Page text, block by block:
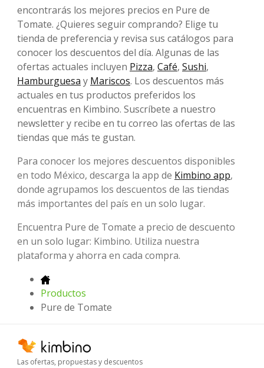
encontrarás los mejores precios en Pure de
Tomate. ¿Quieres seguir comprando? Elige tu
tienda de preferencia y revisa sus catálogos para
conocer los descuentos del día. Algunas de las
ofertas actuales incluyen Pizza, Café, Sushi,
Hamburguesa y Mariscos. Los descuentos más
actuales en tus productos preferidos los
encuentras en Kimbino. Suscríbete a nuestro
newsletter y recibe en tu correo las ofertas de las
tiendas que más te gustan.
Para conocer los mejores descuentos disponibles
en todo México, descarga la app de Kimbino app,
donde agrupamos los descuentos de las tiendas
más importantes del país en un solo lugar.
Encuentra Pure de Tomate a precio de descuento
en un solo lugar: Kimbino. Utiliza nuestra
plataforma y ahorra en cada compra.
Productos
Pure de Tomate
Las ofertas, propuestas y descuentos